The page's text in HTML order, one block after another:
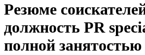
Резюме
должность PR
полной занятостью